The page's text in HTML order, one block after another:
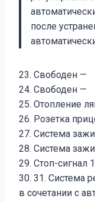
после
23. Свободен —
24. Свободен —
25. Отопление
26. Розетка
27. Система
28. Система
29. Стоп-сигнал
30. 31. Система
в сочетании с